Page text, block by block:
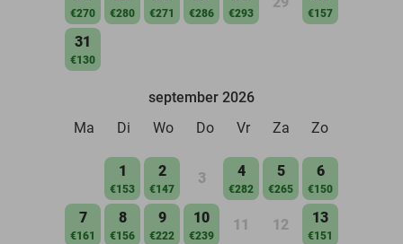
€270 €280 €271 €286 €293 €157
31
€130
september 2026
Ma
Di Wo Do Vr Za Zo
1
€153
2
€147
3 4
€282
5
€265
6
€150
7
€161
8
€156
9
€222
10
€239
11 12 13
€151